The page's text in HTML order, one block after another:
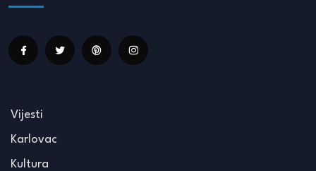
Vijesti
Karlovac
Kultura